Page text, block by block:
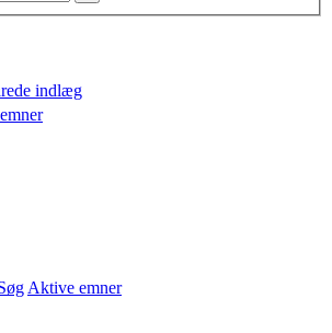
indlæg
Aktive emner